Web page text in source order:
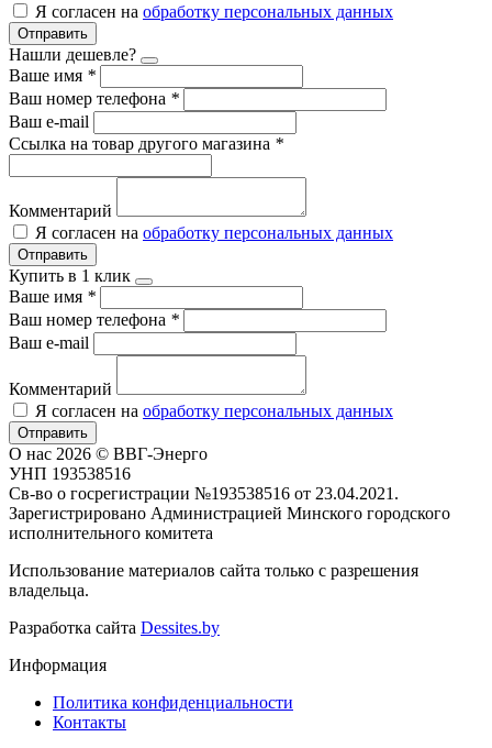
Я согласен на обработку персональных данных
Отправить
Нашли дешевле?
Ваше имя *
Ваш номер телефона *
Ваш e-mail
Ссылка на товар другого магазина *
Комментарий
Я согласен на обработку персональных данных
Отправить
Купить в 1 клик
Ваше имя *
Ваш номер телефона *
Ваш e-mail
Комментарий
Я согласен на обработку персональных данных
Отправить
О нас 2026 © ВВГ-Энерго
УНП 193538516
Св-во о госрегистрации №193538516 от 23.04.2021.
Зарегистрировано Администрацией Минского городского
исполнительного комитета
Использование материалов сайта только с разрешения
владельца.
Разработка сайта Dessites.by
Информация
Политика конфиденциальности
Контакты